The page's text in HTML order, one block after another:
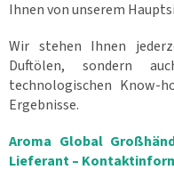
Ihnen von unserem
Wir stehen Ihnen
Duftölen, sondern
technologischen
Ergebnisse.
Aroma Global
Lieferant –